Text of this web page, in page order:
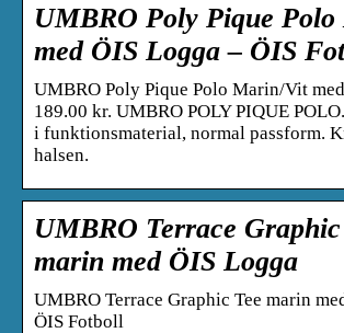
UMBRO Poly Pique
med ÖIS Logga – ÖIS
UMBRO Poly Pique Polo Marin/Vit
189.00 kr. UMBRO POLY PIQUE
i funktionsmaterial, normal passform.
halsen.
UMBRO Terrace Graphic
marin med ÖIS Logga
UMBRO Terrace Graphic Tee marin
ÖIS Fotboll